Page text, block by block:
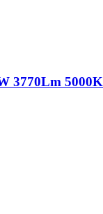
3770Lm 5000K